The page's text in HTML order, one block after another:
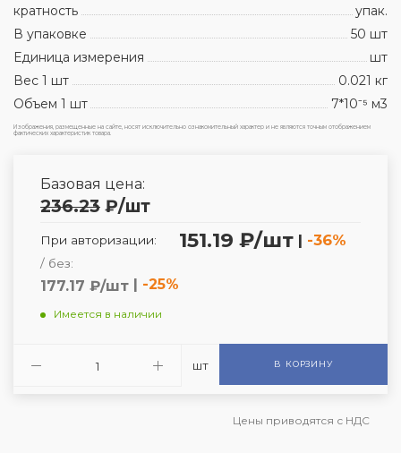
кратность
упак.
В упаковке
50 шт
Единица измерения
шт
Вес 1 шт
0.021 кг
Объем 1 шт
7*10⁻⁵ м3
Изображения, размещенные на сайте, носят исключительно ознакомительный характер и не являются точным отображением
фактических характеристик товара.
Базовая цена:
236.23 ₽/шт
При авторизации: 151.19 ₽/шт | -36%
/ без:
177.17 ₽/шт | -25%
Имеется в наличии
шт В КОРЗИНУ
Цены приводятся с НДС